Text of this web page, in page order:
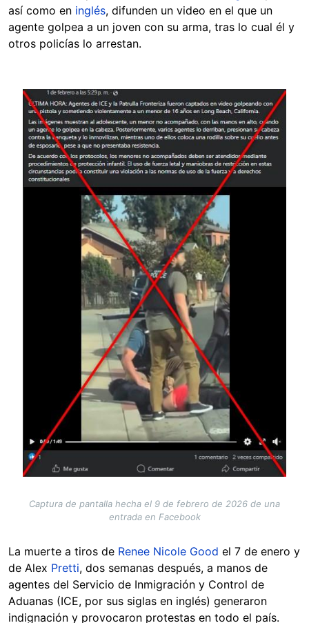
así como en inglés, difunden un video en el que un
agente golpea a un joven con su arma, tras lo cual él y
otros policías lo arrestan.
Image
Captura de pantalla hecha el 9 de febrero de 2026 de una
entrada en Facebook
La muerte a tiros de Renee Nicole Good el 7 de enero y
de Alex Pretti, dos semanas después, a manos de
agentes del Servicio de Inmigración y Control de
Aduanas (ICE, por sus siglas en inglés) generaron
indignación y provocaron protestas en todo el país.